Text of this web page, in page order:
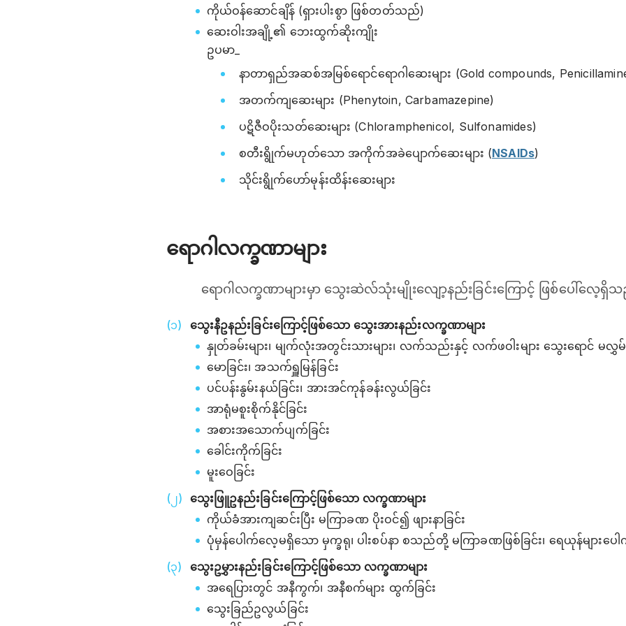
ကိုယ်ဝန်ဆောင်ချိန် (ရှားပါးစွာ ဖြစ်တတ်သည်)
ဆေးဝါးအချို့၏ ဘေးထွက်ဆိုးကျိုး
ဥပမာ_
နာတာရှည်အဆစ်အမြစ်ရောင်ရောဂါဆေးများ (Gold compounds,
အတက်ကျဆေးများ (Phenytoin, Carbamazepine)
ပဋိဇီဝပိုးသတ်ဆေးများ (Chloramphenicol, Sulfonamides)
စတီးရွိုက်မဟုတ်သော အကိုက်အခဲပျောက်ဆေးများ (NSAIDs)
သိုင်းရွိုက်ဟော်မုန်းထိန်းဆေးများ
ရောဂါလက္ခဏာများ
ရောဂါလက္ခဏာများမှာ သွေးဆဲလ်သုံးမျိုးလျော့နည်းခြင်းကြောင့် ဖြစ်‌ပေါ်လေ့ရှိ
သွေးနီဥနည်းခြင်းကြောင့်ဖြစ်သော သွေးအားနည်းလက္ခဏာများ
နှုတ်ခမ်းများ၊ မျက်လုံးအတွင်းသားများ၊ လက်သည်းနှင့် လက်ဖဝါးများ သွေးရောင် မလွှမ်
မောခြင်း၊ အသက်ရှူမြန်ခြင်း
ပင်ပန်းနွမ်းနယ်ခြင်း၊ အားအင်ကုန်ခန်းလွယ်ခြင်း
အာရုံမစူးစိုက်နိုင်ခြင်း
အစားအသောက်ပျက်ခြင်း
ခေါင်းကိုက်ခြင်း
မူးဝေခြင်း
သွေးဖြူဥနည်းခြင်းကြောင့်ဖြစ်သော လက္ခဏာများ
ကိုယ်ခံအားကျဆင်းပြီး မကြာခဏ ပိုးဝင်၍ ဖျားနာခြင်း
ပုံမှန်ပေါက်လေ့မရှိသော မှက္ခရု၊ ပါးစပ်နာ စသည်တို့ မကြာခဏဖြစ်ခြင်း၊ ရေယုန်များပေါ
သွေးဥမွှားနည်းခြင်းကြောင့်ဖြစ်သော လက္ခဏာများ
အရေပြားတွင် အနီကွက်၊ အနီစက်များ ထွက်ခြင်း
သွေးခြည်ဥလွယ်ခြင်း